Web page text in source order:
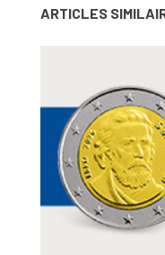
Monaco est mis à
États qui frappent
ARTICLES